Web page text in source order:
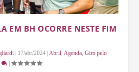
EM BH OCORRE NESTE FIM
| 17/abr/2024 | Abril Agenda ,Giro pelo
|